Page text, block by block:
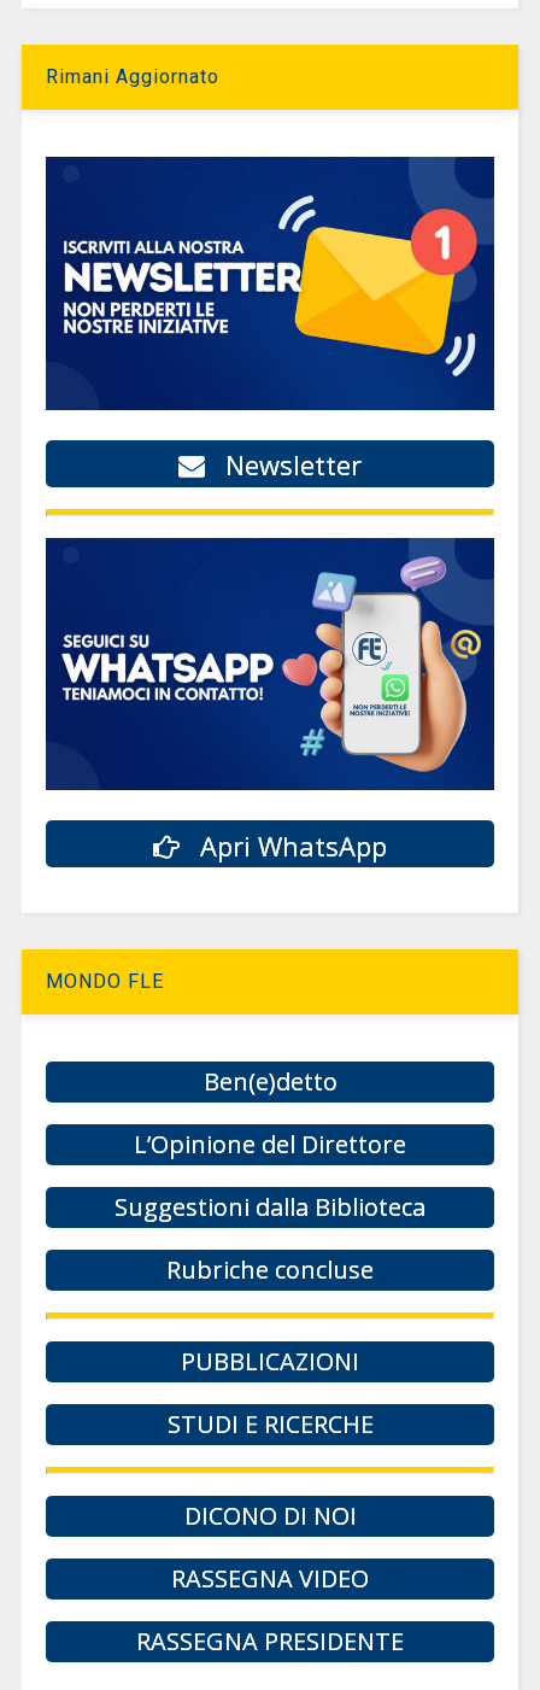
Rimani Aggiornato
Newsletter
Apri WhatsApp
MONDO FLE
Ben(e)detto
L’Opinione del Direttore
Suggestioni dalla Biblioteca
Rubriche concluse
PUBBLICAZIONI
STUDI E RICERCHE
DICONO DI NOI
RASSEGNA VIDEO
RASSEGNA PRESIDENTE